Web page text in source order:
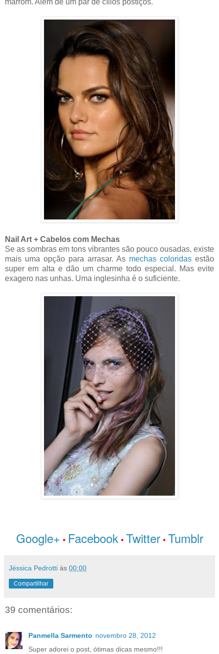
marrom. Além de um par de cílios postiços.
Nail Art + Cabelos com Mechas
Se as sombras em tons vibrantes são pouco ousadas, existe
mais uma opção para arrasar. As mechas coloridas estão
super em alta e dão um charme todo especial. Mas evite
exagero nas unhas. Uma inglesinha é o suficiente.
Google+ • Facebook•Twitter•Tumblr
Jéssica Pedrotti às 00:00
Compartilhar
39 comentários:
Panmella Sarmento novembro 28, 2012
Super adorei o post, ótimas dicas mesmo!!!